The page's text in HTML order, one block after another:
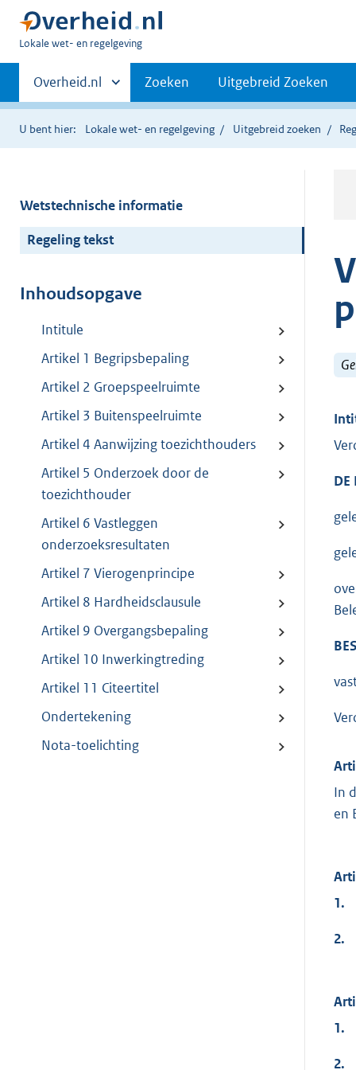
U
hier:
Lokale wet- en regelgeving
Primaire
navigatie
Andere
sites
binnen
Overheid.nl Zoeken Uitgebreid Zoeken
U bent hier: Lokale wet- en regelgeving Uitgebreid zoeken
Wetstechnische informatie
Regeling tekst
Inhoudsopgave
Intitule
Artikel 1 Begripsbepaling
Artikel 2 Groepspeelruimte
Artikel 3 Buitenspeelruimte
Artikel 4 Aanwijzing toezichthouders
Artikel 5 Onderzoek door de
toezichthouder
Artikel 6 Vastleggen
onderzoeksresultaten
Artikel 7 Vierogenprincipe
Artikel 8 Hardheidsclausule
Artikel 9 Overgangsbepaling
Artikel 10 Inwerkingtreding
Artikel 11 Citeertitel
Ondertekening
Nota-toelichting
DE
In
en
1.
2.
1.
2.